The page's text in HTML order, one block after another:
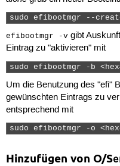
sudo efibootmgr --
efibootmgr -vgibt
Eintrag zu "aktivieren" mit
sudo efibootmgr -b
Um die Benutzung des "efi"
gewünschten Eintrags zu
entsprechend mit
sudo efibootmgr -o
Hinzufügen von O/S